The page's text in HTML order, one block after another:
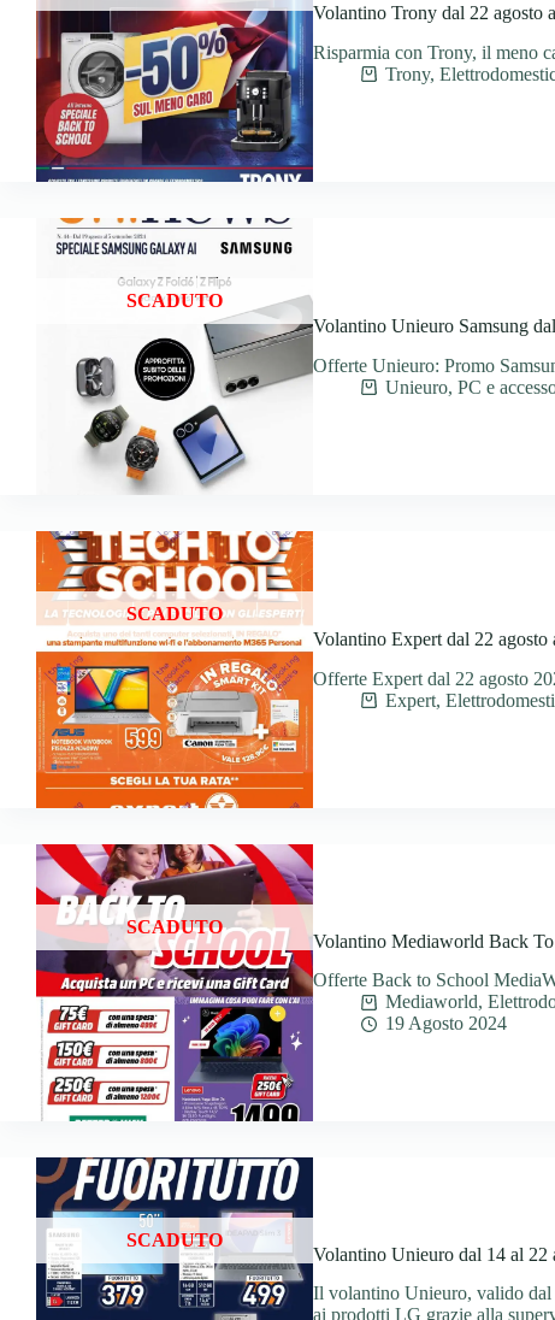
Volantino Trony dal 22 agosto
Risparmia con Trony, il meno
Trony,
SCADUTO
Volantino Unieuro Samsung
Offerte Unieuro: Promo
Unieuro, PC e
SCADUTO
Volantino Expert dal 22 agosto
Offerte Expert dal 22 agosto
Expert,
SCADUTO
Volantino Mediaworld Back
Offerte Back to School
Mediaworld,
19 Agosto 2024
SCADUTO
Volantino Unieuro dal 14 al 22
Il volantino Unieuro, valido dal
ai prodotti LG grazie alla